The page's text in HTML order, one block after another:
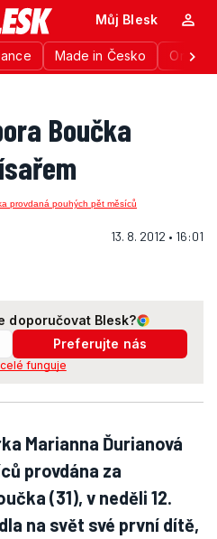
Made in Česko
Můj Blesk
Boučka
13. 8. 2012 • 16:01
doporučovat Blesk?
Preferujte nás
funguje
Marianna Ďurianová
provdána za
(31), v neděli 12.
na svět své první dítě,